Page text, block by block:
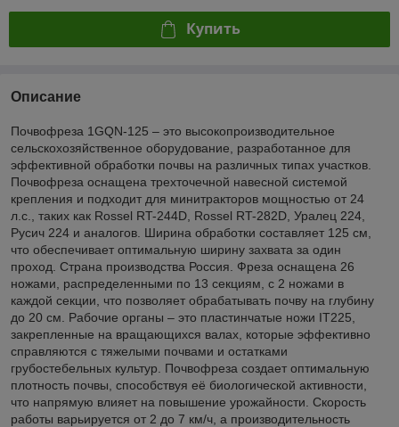
Купить
Описание
Почвофреза 1GQN-125 – это высокопроизводительное
сельскохозяйственное оборудование, разработанное для
эффективной обработки почвы на различных типах участков.
Почвофреза оснащена трехточечной навесной системой
крепления и подходит для минитракторов мощностью от 24
л.с., таких как Rossel RT-244D, Rossel RT-282D, Уралец 224,
Русич 224 и аналогов. Ширина обработки составляет 125 см,
что обеспечивает оптимальную ширину захвата за один
проход. Страна производства Россия. Фреза оснащена 26
ножами, распределенными по 13 секциям, с 2 ножами в
каждой секции, что позволяет обрабатывать почву на глубину
до 20 см. Рабочие органы – это пластинчатые ножи IT225,
закрепленные на вращающихся валах, которые эффективно
справляются с тяжелыми почвами и остатками
грубостебельных культур. Почвофреза создает оптимальную
плотность почвы, способствуя её биологической активности,
что напрямую влияет на повышение урожайности. Скорость
работы варьируется от 2 до 7 км/ч, а производительность